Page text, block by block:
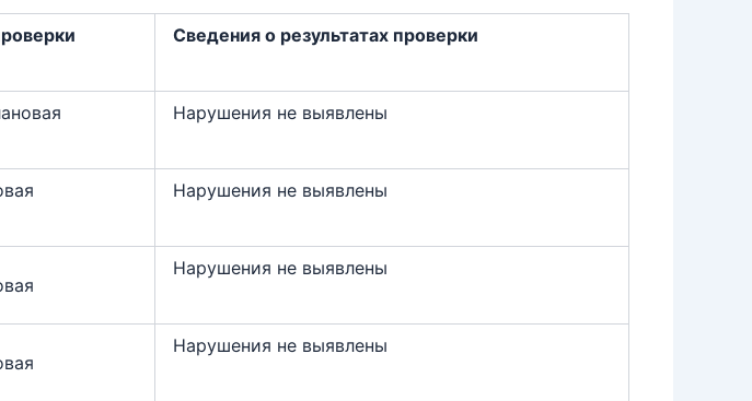
Сведения о результатах проверки
Нарушения не выявлены
Нарушения не выявлены
Нарушения не выявлены
Нарушения не выявлены